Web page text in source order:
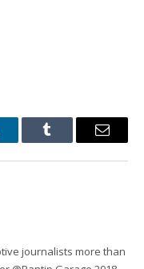
Tumblr Email
journalists more than